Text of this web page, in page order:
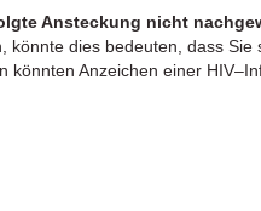
Ansteckung nicht
könnte dies bedeuten, dass Sie
könnten Anzeichen einer